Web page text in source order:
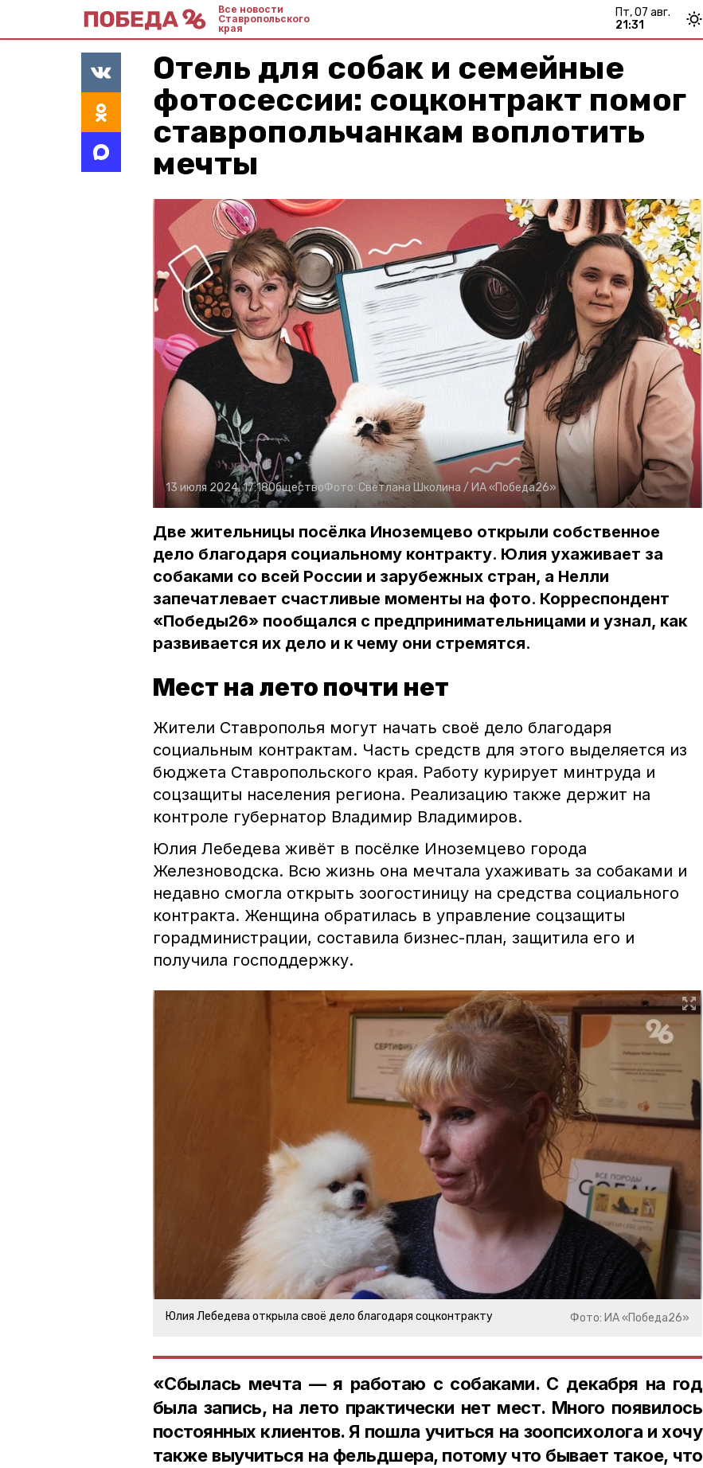
Все новости
Ставропольского
края
пт, 07 авг.
21:32
Отель для собак и семейные
фотосессии: соцконтракт помог
ставропольчанкам воплотить
мечты
13 июля 2024, 17:18ОбществоФото: Светлана Школина / ИА «Победа26»
Две жительницы посёлка Иноземцево открыли собственное
дело благодаря социальному контракту. Юлия ухаживает за
собаками со всей России и зарубежных стран, а Нелли
запечатлевает счастливые моменты на фото. Корреспондент
«Победы26» пообщался с предпринимательницами и узнал, как
развивается их дело и к чему они стремятся.
Мест на лето почти нет
Жители Ставрополья могут начать своё дело благодаря
социальным контрактам. Часть средств для этого выделяется из
бюджета Ставропольского края. Работу курирует минтруда и
соцзащиты населения региона. Реализацию также держит на
контроле губернатор Владимир Владимиров.
Юлия Лебедева живёт в посёлке Иноземцево города
Железноводска. Всю жизнь она мечтала ухаживать за собаками и
недавно смогла открыть зоогостиницу на средства социального
контракта. Женщина обратилась в управление соцзащиты
горадминистрации, составила бизнес-план, защитила его и
получила господдержку.
Юлия Лебедева открыла своё дело благодаря соцконтракту Фото: ИА «Победа26»
«Сбылась мечта — я работаю с собаками. С декабря на год
была запись, на лето практически нет мест. Много появилось
постоянных клиентов. Я пошла учиться на зоопсихолога и хочу
также выучиться на фельдшера, потому что бывает такое, что